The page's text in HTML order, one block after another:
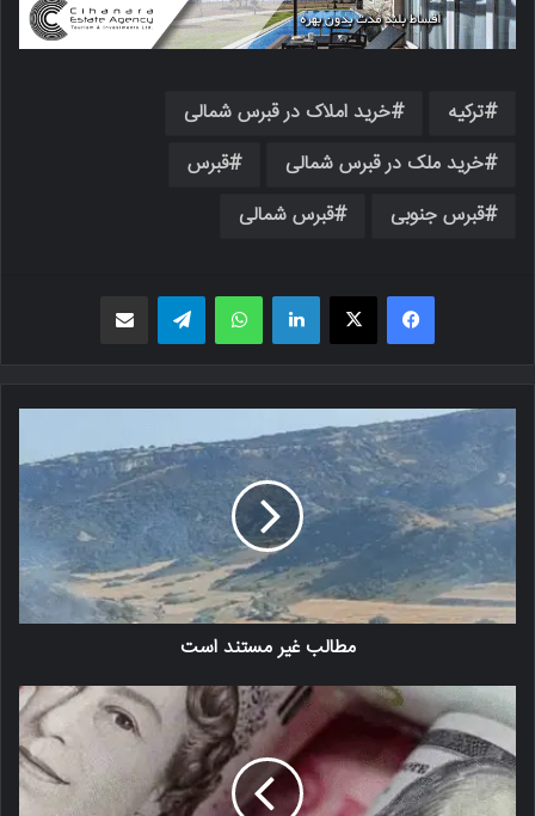
ترکیه
خرید املاک در قبرس شمالی
خرید ملک در قبرس شمالی
قبرس
قبرس جنوبی
قبرس شمالی
فیسبوک X لینکدین واتس اپ
مطالب غیر مستند است